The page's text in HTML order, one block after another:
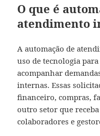
O que é
atendimento
A automação de
uso de tecnologia
acompanhar
internas. Essas
financeiro, compras,
outro setor que
colaboradores e